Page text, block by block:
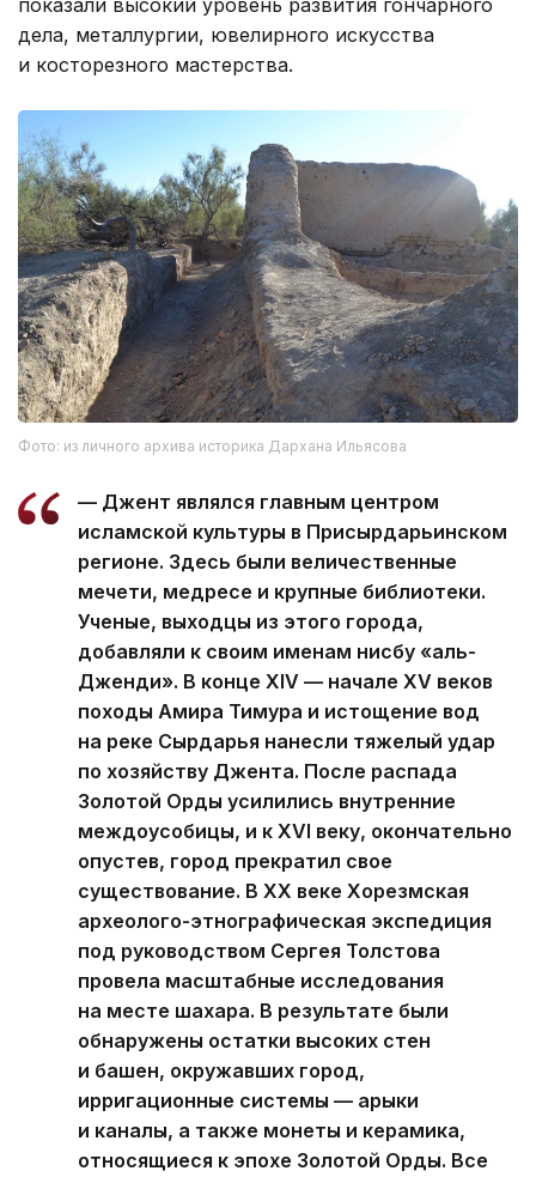
дела, металлургии, ювелирного искусства
и косторезного мастерства.
Фото: из личного архива историка Дархана Ильясова
— Джент являлся главным центром
исламской культуры в Присырдарьинском
регионе. Здесь были величественные
мечети, медресе и крупные библиотеки.
Ученые, выходцы из этого города,
добавляли к своим именам нисбу «аль-
Дженди». В конце XIV — начале XV веков
походы Амира Тимура и истощение вод
на реке Сырдарья нанесли тяжелый удар
по хозяйству Джента. После распада
Золотой Орды усилились внутренние
междоусобицы, и к XVI веку, окончательно
опустев, город прекратил свое
существование. В XX веке Хорезмская
археолого-этнографическая экспедиция
под руководством Сергея Толстова
провела масштабные исследования
на месте шахара. В результате были
обнаружены остатки высоких стен
и башен, окружавших город,
ирригационные системы — арыки
и каналы, а также монеты и керамика,
относящиеся к эпохе Золотой Орды. Все